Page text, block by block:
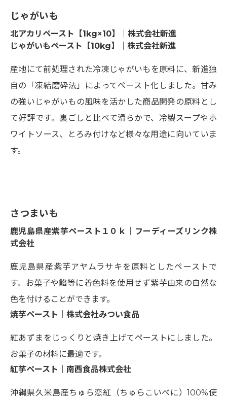
じゃがいも
北アカリペースト【1kg×10】｜株式会社新進
じゃがいもペースト【10kg】｜株式会社新進
産地にて前処理された冷凍じゃがいもを原料に、新進独
自の「凍結磨砕法」によってペースト化しました。甘み
の強いじゃがいもの風味を活かした商品開発の原料とし
て好評です。裏ごしと比べて滑らかで、冷製スープやホ
ワイトソース、とろみ付けなど様々な用途に向いていま
す。
さつまいも
鹿児島県産紫芋ペースト１０ｋ｜フーディーズリンク株
式会社
鹿児島県産紫芋アヤムラサキを原料としたペーストで
す。お菓子や餡等に着色料を使用せず紫芋由来の自然な
色を付けることができます。
焼芋ペースト｜株式会社みつい食品
紅あずまをじっくりと焼き上げてペーストにしました。
お菓子の材料に最適です。
紅芋ペースト｜南西食品株式会社
沖縄県久米島産ちゅら恋紅（ちゅらこいべに）100%使